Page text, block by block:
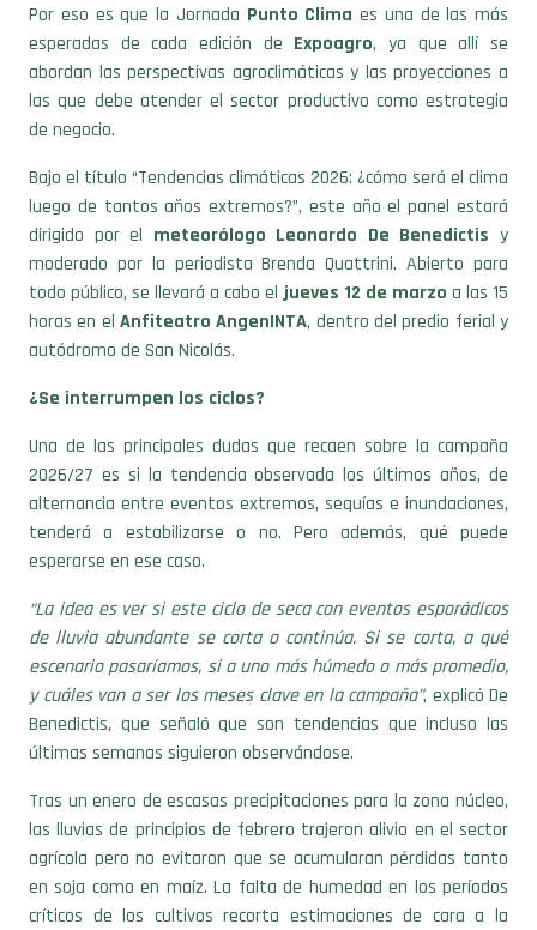
Por eso es que la Jornada Punto Clima es una de las más
esperadas de cada edición de Expoagro, ya que allí se
abordan las perspectivas agroclimáticas y las proyecciones a
las que debe atender el sector productivo como estrategia
de negocio.
Bajo el título “Tendencias climáticas 2026: ¿cómo será el clima
luego de tantos años extremos?”, este año el panel estará
dirigido por el meteorólogo Leonardo De Benedictis y
moderado por la periodista Brenda Quattrini. Abierto para
todo público, se llevará a cabo eljueves 12 de marzo a las 15
horas en el Anfiteatro AngenINTA, dentro del predio ferial y
autódromo de San Nicolás.
¿Se interrumpen los ciclos?
Una de las principales dudas que recaen sobre la campaña
2026/27 es si la tendencia observada los últimos años, de
alternancia entre eventos extremos, sequías e inundaciones,
tenderá a estabilizarse o no. Pero además, qué puede
esperarse en ese caso.
“La idea es ver si este ciclo de seca con eventos esporádicos
de lluvia abundante se corta o continúa. Si se corta, a qué
escenario pasaríamos, si a uno más húmedo o más promedio,
y cuáles van a ser los meses clave en la campaña”, explicó De
Benedictis, que señaló que son tendencias que incluso las
últimas semanas siguieron observándose.
Tras un enero de escasas precipitaciones para la zona núcleo,
las lluvias de principios de febrero trajeron alivio en el sector
agrícola pero no evitaron que se acumularan pérdidas tanto
en soja como en maíz. La falta de humedad en los períodos
críticos de los cultivos recorta estimaciones de cara a la